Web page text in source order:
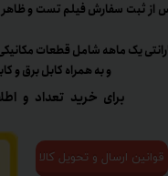
برای خرید تعداد و
از ثبت سفارش فیلم تست و ظاهر
یک ماهه شامل قطعات
و به همراه کابل برق و
قوانین ارسال و تحویل کالا